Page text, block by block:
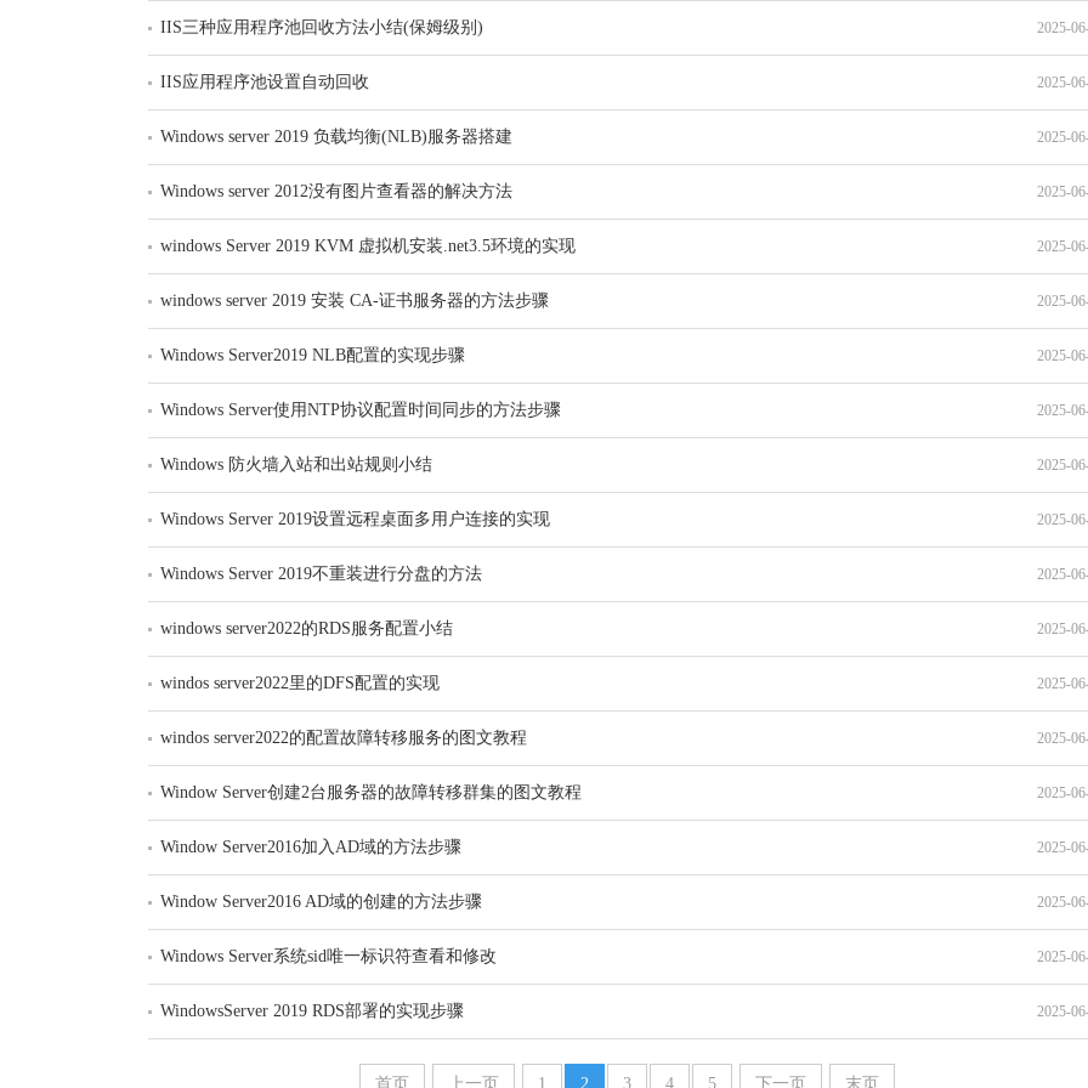
2025-
IIS三种应用程序池回收方法小结(保姆级别)
2025-
IIS应用程序池设置自动回收
2025-
Windows server 2019 负载均衡(NLB)服务器搭建
2025-
Windows server 2012没有图片查看器的解决方法
2025-
windows Server 2019 KVM 虚拟机安装.net3.5环境的实现
2025-
windows server 2019 安装 CA-证书服务器的方法步骤
2025-
Windows Server2019 NLB配置的实现步骤
2025-
Windows Server使用NTP协议配置时间同步的方法步骤
2025-
Windows 防火墙入站和出站规则小结
2025-
Windows Server 2019设置远程桌面多用户连接的实现
2025-
Windows Server 2019不重装进行分盘的方法
2025-
windows server2022的RDS服务配置小结
2025-
windos server2022里的DFS配置的实现
2025-
windos server2022的配置故障转移服务的图文教程
2025-
Window Server创建2台服务器的故障转移群集的图文教程
2025-
Window Server2016加入AD域的方法步骤
2025-
Window Server2016 AD域的创建的方法步骤
2025-
Windows Server系统sid唯一标识符查看和修改
2025-
WindowsServer 2019 RDS部署的实现步骤
首页 上一页 1 2 3 4 5 下一页 末页